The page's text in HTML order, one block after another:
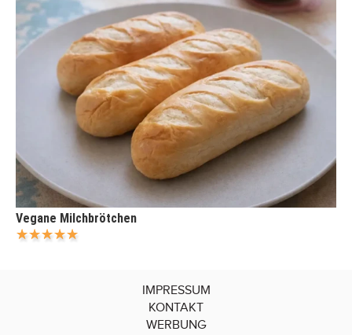
Vegane Milchbrötchen
IMPRESSUM
KONTAKT
WERBUNG